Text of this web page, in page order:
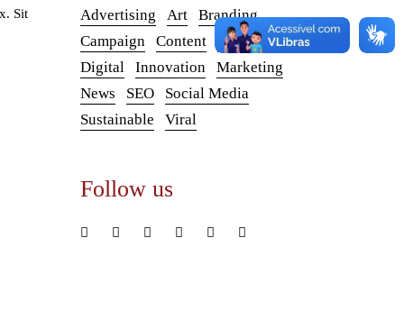
Sit
Advertising Art
Branding
Campaign
Content
Design
Digital
Innovation
Marketing
News
SEO
Social Media
Sustainable
Viral
Follow us